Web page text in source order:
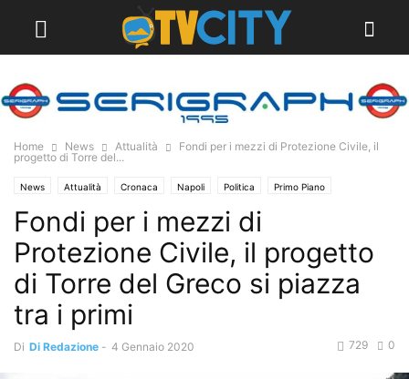
Home News Attualità
Fondi per i mezzi di Protezione Civile, il
progetto di Torre del...
News Attualità Cronaca Napoli Politica Primo Piano
Torre del Greco
Fondi per i mezzi di
Protezione Civile, il progetto
di Torre del Greco si piazza
tra i primi
Di Di Redazione - 4 Gennaio 2020 0
729